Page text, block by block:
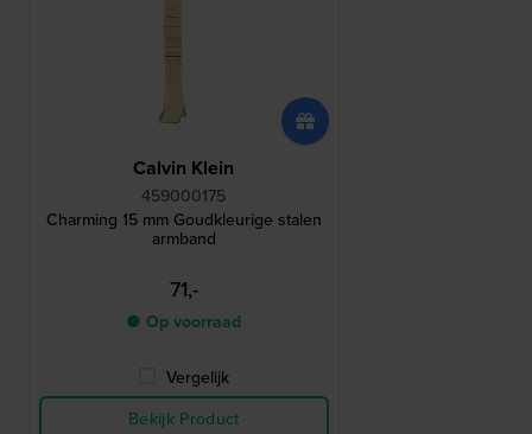
Calvin Klein
459000175
Charming 15 mm Goudkleurige stalen
armband
71,-
● Op voorraad
Vergelijk
Bekijk Product